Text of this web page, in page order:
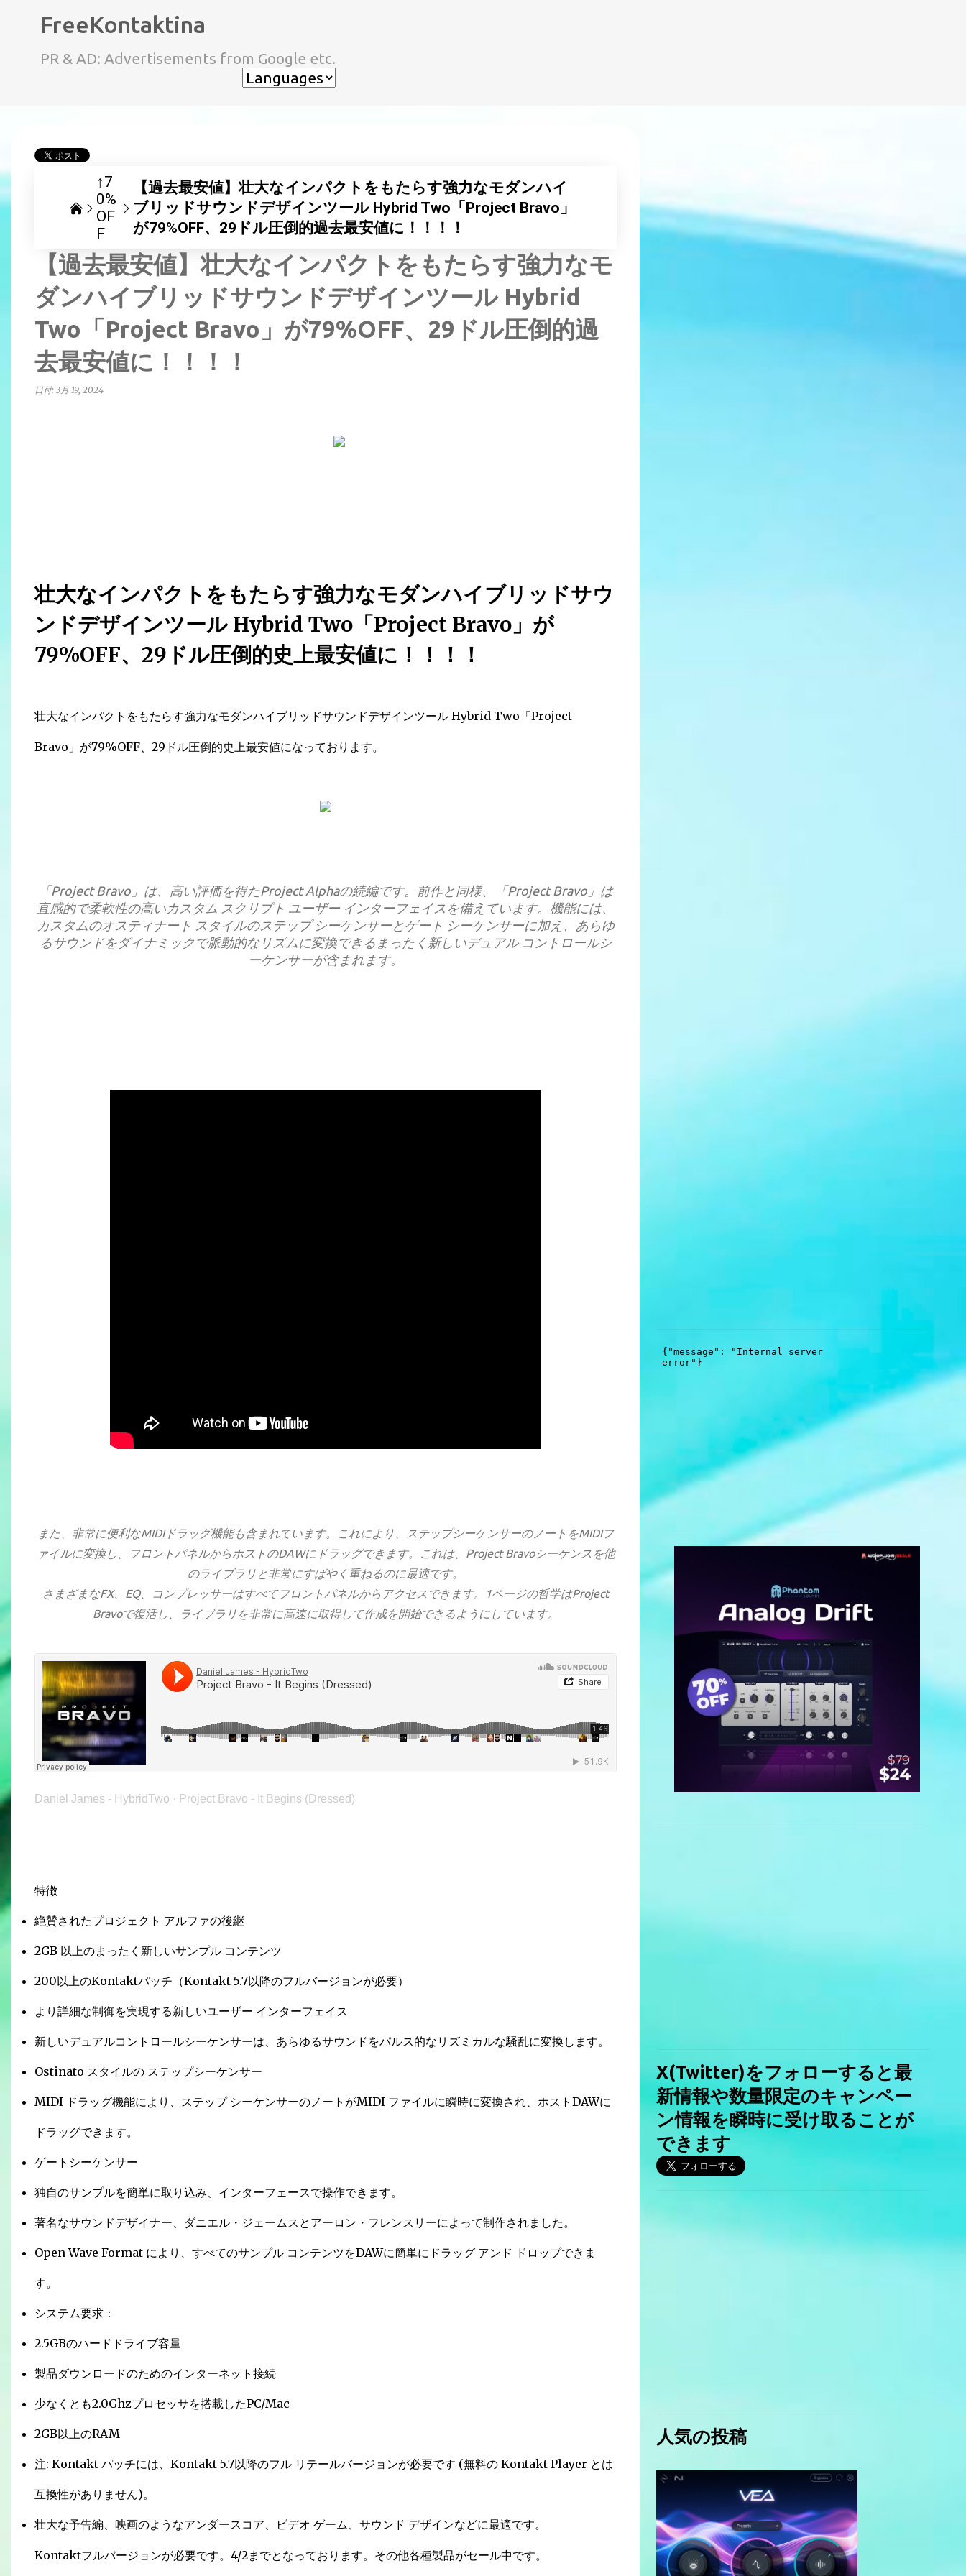
FreeKontaktina
PR & AD: Advertisements from Google etc.
↑7
0%
OF
F
【過去最安値】壮大なインパクトをもたらす強力なモダンハイ
ブリッドサウンドデザインツール Hybrid Two「Project Bravo」
が79%OFF、29ドル圧倒的過去最安値に！！！！
【過去最安値】壮大なインパクトをもたらす強力なモ
ダンハイブリッドサウンドデザインツール Hybrid
Two「Project Bravo」が79%OFF、29ドル圧倒的過
去最安値に！！！！
日付: 3月 19, 2024
壮大なインパクトをもたらす強力なモダンハイブリッドサウ
ンドデザインツール Hybrid Two「Project Bravo」が
79%OFF、29ドル圧倒的史上最安値に！！！！
壮大なインパクトをもたらす強力なモダンハイブリッドサウンドデザインツール Hybrid Two「Project
Bravo」が79%OFF、29ドル圧倒的史上最安値になっております。
「Project Bravo」は、高い評価を得たProject Alphaの続編です。前作と同様、「Project Bravo」は
直感的で柔軟性の高いカスタム スクリプト ユーザー インターフェイスを備えています。機能には、
カスタムのオスティナート スタイルのステップ シーケンサーとゲート シーケンサーに加え、あらゆ
るサウンドをダイナミックで脈動的なリズムに変換できるまったく新しいデュアル コントロールシ
ーケンサーが含まれます。
また、非常に便利なMIDIドラッグ機能も含まれています。これにより、ステップシーケンサーのノートをMIDIフ
ァイルに変換し、フロントパネルからホストのDAWにドラッグできます。これは、Project Bravoシーケンスを他
のライブラリと非常にすばやく重ねるのに最適です。
さまざまなFX、EQ、コンプレッサーはすべてフロントパネルからアクセスできます。1ページの哲学はProject
Bravoで復活し、ライブラリを非常に高速に取得して作成を開始できるようにしています。
Daniel James - HybridTwo · Project Bravo - It Begins (Dressed)
特徴
絶賛されたプロジェクト アルファの後継
2GB 以上のまったく新しいサンプル コンテンツ
200以上のKontaktパッチ（Kontakt 5.7以降のフルバージョンが必要）
より詳細な制御を実現する新しいユーザー インターフェイス
新しいデュアルコントロールシーケンサーは、あらゆるサウンドをパルス的なリズミカルな騒乱に変換します。
Ostinato スタイルの ステップシーケンサー
MIDI ドラッグ機能により、ステップ シーケンサーのノートがMIDI ファイルに瞬時に変換され、ホストDAWに
ドラッグできます。
ゲートシーケンサー
独自のサンプルを簡単に取り込み、インターフェースで操作できます。
著名なサウンドデザイナー、ダニエル・ジェームスとアーロン・フレンスリーによって制作されました。
Open Wave Format により、すべてのサンプル コンテンツをDAWに簡単にドラッグ アンド ドロップできま
す。
システム要求：
2.5GBのハードドライブ容量
製品ダウンロードのためのインターネット接続
少なくとも2.0Ghzプロセッサを搭載したPC/Mac
2GB以上のRAM
注: Kontakt パッチには、Kontakt 5.7以降のフル リテールバージョンが必要です (無料の Kontakt Player とは
互換性がありません)。
壮大な予告編、映画のようなアンダースコア、ビデオ ゲーム、サウンド デザインなどに最適です。
Kontaktフルバージョンが必要です。4/2までとなっております。その他各種製品がセール中です。
X(Twitter)をフォローすると最
新情報や数量限定のキャンペー
ン情報を瞬時に受け取ることが
できます
人気の投稿